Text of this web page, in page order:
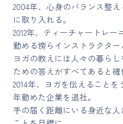
2004年、心身のバランス整
に取り入れる。
2012年、ティーチャートレ
勤める傍らインストラクター
ヨガの教えには人々の暮ら
ための答えがすべてあると確
2014年、ヨガを伝えること
年勤めた企業を退社。
手の届く距離にいる身近な